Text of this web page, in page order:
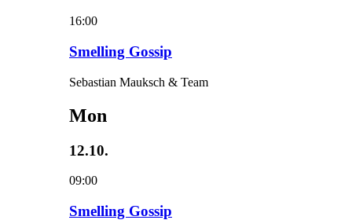
16:00
Smelling Gossip
Sebastian Mauksch & Team
Mon
12.10.
09:00
Smelling Gossip